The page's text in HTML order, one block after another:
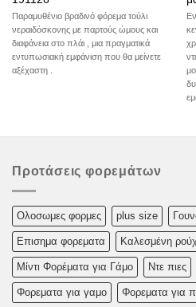
Παραμυθένιο βραδινό φόρεμα τούλι
νεραιδόσκονης με παρτούς ώμους και
διαφάνεια στο πλάι , μια πραγματικά
εντυπωσιακή εμφάνιση που θα μείνετε
αξέχαστη .
Προτάσεις φορεμάτων
Oλoσωμες φoρμες plus size
Επισημα φορεματα Καλεσμένη
Μίντι Φορέματα για Γάμο Ντε πιες
Φορεματα για γαμο Φορεματα για